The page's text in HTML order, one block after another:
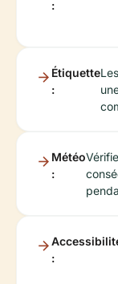
:
Étiquette
:
Météo
:
: